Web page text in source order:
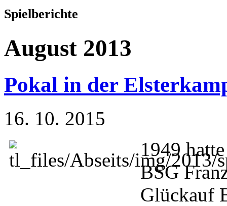
Spielberichte
August 2013
Pokal in der
16. 10. 2015
1949
BSG
Glückauf